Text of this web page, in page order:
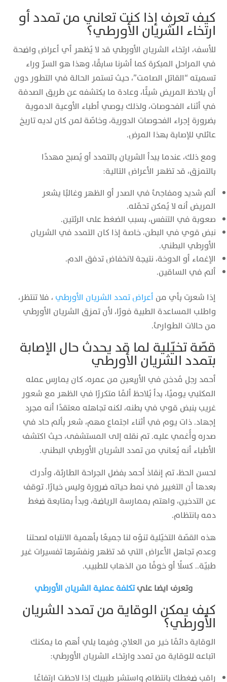
كيف تعرف إذا كنت تعاني من تمدد أو
ارتخاء الشريان الأورطي؟
للأسف، ارتخاء الشريان الأورطي قد لا يُظهر أي أعراض واضحة
في المراحل المبكرة كما أشرنا سابقًا، وهذا هو السرّ وراء
تسميته “القاتل الصامت”، حيث تستمر الحالة في التطور دون
أن يلاحظ المريض شيئًا، وعادة ما يكتشفه عن طريق الصدفة
في أثناء الفحوصات، ولذلك يوصي أطباء الأوعية الدموية
بضرورة إجراء الفحوصات الدورية، وخاصّة لمن كان لديه تاريخ
عائلي للإصابة بهذا المرض.
ومع ذلك، عندما يبدأ الشريان بالتمدد أو يُصبح مهددًا
بالتمزق، قد تظهر الأعراض التالية:
ألم شديد ومفاجئ في الصدر أو الظهر وغالبًا يشعر
المريض أنه لا يُمكن تحمّله.
صعوبة في التنفس، بسبب الضغط على الرئتين.
نبض قوي في البطن، خاصة إذا كان التمدد في الشريان
الأورطي البطني.
الإغماء أو الدوخة، نتيجة لانخفاض تدفق الدم.
ألم في الساقين.
إذا شعرت بأي من أعراض تمدد الشريان الأورطي ، فلا تنتظر،
واطلب المساعدة الطبية فورًا، لأن تمزق الشريان الأورطي
من حالات الطوارئ.
قصّة تخيّلية لما قد يحدث حال الإصابة
بتمدد الشريان الأورطي
أحمد رجل مُدخن في الأربعين من عمره، كان يمارس عمله
المكتبي يوميًا، بدأ يُلاحظ ألمًا متكررًا في الظهر مع شعور
غريب بنبض قوي في بطنه، لكنه تجاهله معتقدًا أنه مجرد
إجهاد. ذات يوم في أثناء اجتماع مهم، شعر بألم حاد في
صدره وأُغمي عليه. تم نقله إلى المستشفى، حيث اكتشف
الأطباء أنه يُعاني من تمدد الشريان الأورطي البطني.
لحسن الحظ، تم إنقاذ أحمد بفضل الجراحة الطارئة، وأدرك
بعدها أن التغيير في نمط حياته ضرورة وليس خيارًا. توقف
عن التدخين، واهتم بممارسة الرياضة، وبدأ بمتابعة ضغط
دمه بانتظام.
هذه القصّة التخيّلية تنوّه لنا جميعًا بأهمية الانتباه لصحتنا
وعدم تجاهل الأعراض التي قد تظهر ونفسّرها تفسيرات غير
طبيّة.. كسلًا أو خوفًا من الذهاب للطبيب.
وتعرف ايضا عليتكلفة عملية الشريان الأورطي
كيف يمكن الوقاية من تمدد الشريان
الأورطي؟
الوقاية دائمًا خير من العلاج، وفيما يلي أهم ما يمكنك
اتباعه للوقاية من تمدد وارتخاء الشريان الأورطي:
راقب ضغطك بانتظام واستشر طبيبك إذا لاحظت ارتفاعًا